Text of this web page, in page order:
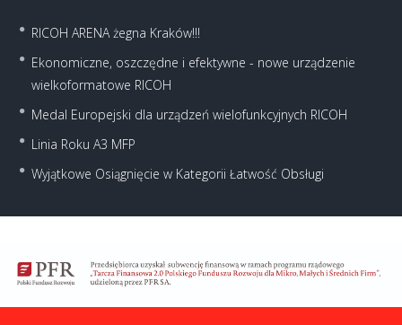
RICOH ARENA żegna Kraków!!!
Ekonomiczne, oszczędne i efektywne - nowe urządzenie
wielkoformatowe RICOH
Medal Europejski dla urządzeń wielofunkcyjnych RICOH
Linia Roku A3 MFP
Wyjątkowe Osiągnięcie w Kategorii Łatwość Obsługi